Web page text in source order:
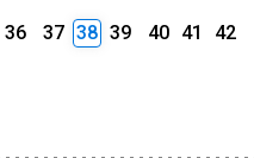
36 37 38 39 40 41 42